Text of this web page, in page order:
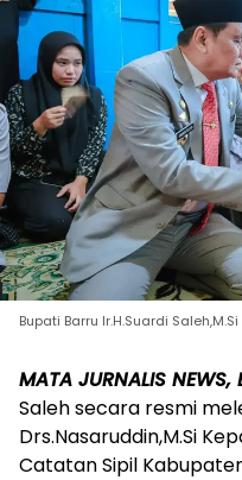
Bupati Barru Ir.H.Suardi Saleh,M.Si
MATA JURNALIS NEWS,
Saleh secara resmi
Drs.Nasaruddin,M.Si
Catatan Sipil